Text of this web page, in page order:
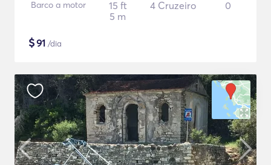
Barco a motor
15 ft
5 m
4 Cruzeiro 0
$91 /dia